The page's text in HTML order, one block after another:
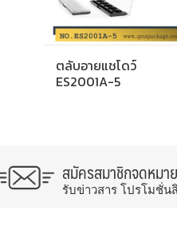
ตลับอายแชโดว์
ES2001A-5
สมัครสมาชิกจดหมา
รับข่าวสาร โปรโมชั่น